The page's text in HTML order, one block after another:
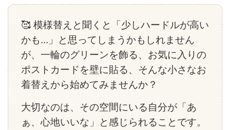
🥰 模様替えと聞くと「少しハードルが高い
かも…」と思ってしまうかもしれません
が、一輪のグリーンを飾る、お気に入りの
ポストカードを壁に貼る、そんな小さなお
着替えから始めてみませんか？
大切なのは、その空間にいる自分が「あ
ぁ、心地いいな」と感じられることです。